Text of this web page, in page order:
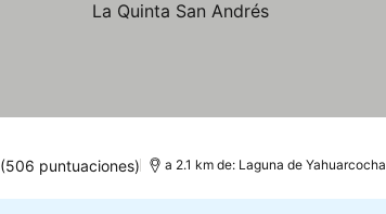
(506 puntuaciones) a 2.1 km de: Laguna de Yahuarcocha